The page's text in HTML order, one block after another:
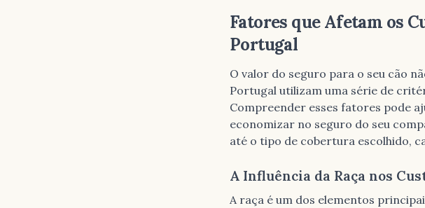
Fatores que Afetam os
Portugal
O valor do seguro para o seu cão
Portugal utilizam uma série de
Compreender esses fatores pode
economizar no seguro do seu
até o tipo de cobertura escolhido,
A Influência da Raça nos
A raça é um dos elementos